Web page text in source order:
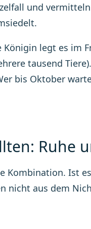
und
legt es im
tausend
bis Oktober
Ruhe
Kombination. Ist
nicht aus dem